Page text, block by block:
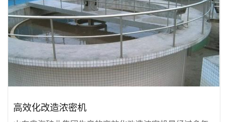
高效化改造浓密机